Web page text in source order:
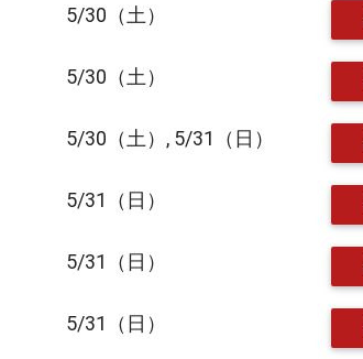
5/30（土）
5/30（土）
5/30（土）, 5/31（日）
5/31（日）
5/31（日）
5/31（日）